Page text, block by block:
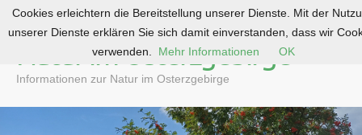
o
Natur im Osterzgebirge
Informationen zur Natur im Osterzgebirge
Cookies erleichtern die Bereitstellung unserer Dienste. Mit der
unserer Dienste erklären Sie sich damit einverstanden, dass wir
verwenden.
Mehr Informationen OK